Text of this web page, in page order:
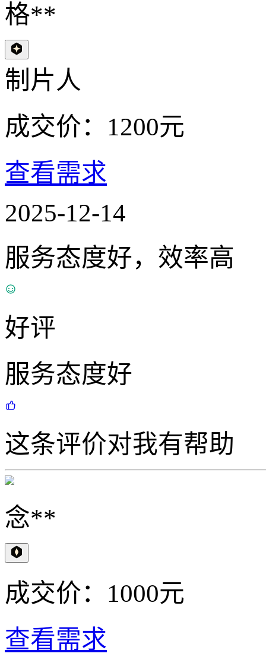
格**
制片人
成交价： 1200元
查看需求
2025-12-14
服务态度好，效率高
好评
服务态度好
这条评价对我有帮助
念**
成交价： 1000元
查看需求